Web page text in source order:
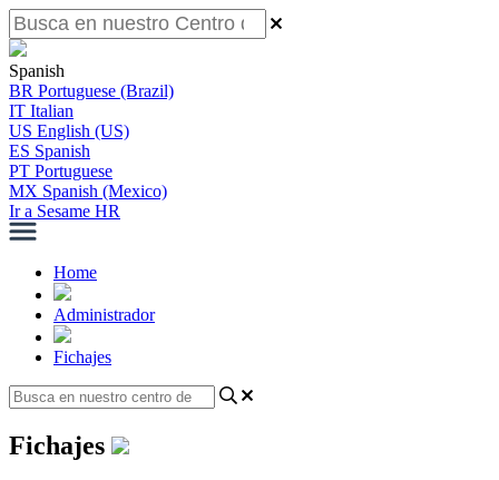
Spanish
BR Portuguese (Brazil)
IT Italian
US English (US)
ES Spanish
PT Portuguese
MX Spanish (Mexico)
Ir a Sesame HR
Home
Administrador
Fichajes
Fichajes